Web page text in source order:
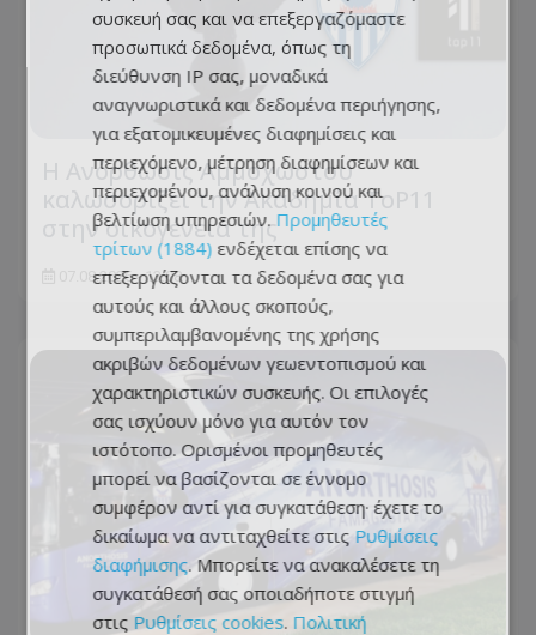
Η Ανόρθωσις Αμμοχώστου
καλωσορίζει την Ακαδημία ToP11
στην οικογένειά της
07.08.2026 - 13:08
συσκευή σας και να επεξεργαζόμαστε
προσωπικά δεδομένα, όπως τη
διεύθυνση IP σας, μοναδικά
αναγνωριστικά και δεδομένα περιήγησης,
για εξατομικευμένες διαφημίσεις και
περιεχόμενο, μέτρηση διαφημίσεων και
περιεχομένου, ανάλυση κοινού και
βελτίωση υπηρεσιών. Προμηθευτές
τρίτων (1884) ενδέχεται επίσης να
επεξεργάζονται τα δεδομένα σας για
αυτούς και άλλους σκοπούς,
συμπεριλαμβανομένης της χρήσης
ακριβών δεδομένων γεωεντοπισμού και
χαρακτηριστικών συσκευής. Οι επιλογές
σας ισχύουν μόνο για αυτόν τον
ιστότοπο. Ορισμένοι προμηθευτές
μπορεί να βασίζονται σε έννομο
συμφέρον αντί για συγκατάθεση· έχετε το
δικαίωμα να αντιταχθείτε στις Ρυθμίσεις
διαφήμισης. Μπορείτε να ανακαλέσετε τη
συγκατάθεσή σας οποιαδήποτε στιγμή
στις Ρυθμίσεις cookies. Πολιτική